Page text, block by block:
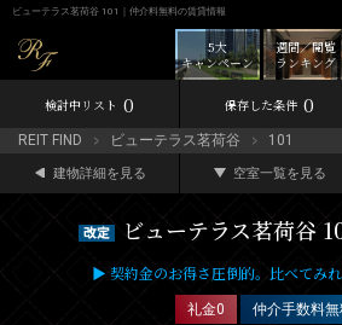
ビューテラス茗荷谷 101｜仲介料無料の賃貸情報
週間／閲覧
ランキング
5大
キャンペーン
検討中リスト 0 保存した条件 0
REIT FIND ビューテラス茗荷谷 101
建物詳細を見る 空室一覧を見る
ビューテラス茗荷谷
▶ 契約金のお得さ圧倒的。比べてみ
礼金0 仲介手数料